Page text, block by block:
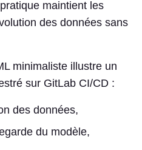
maintient les
des données sans
minimaliste illustre un
sur GitLab CI/CD :
des données,
du modèle,